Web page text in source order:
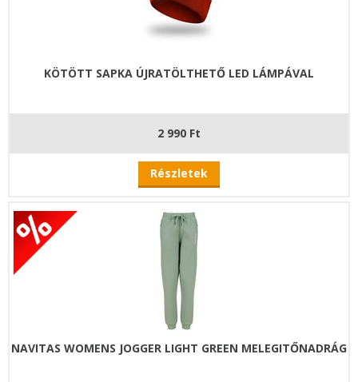
KÖTÖTT SAPKA ÚJRATÖLTHETŐ LED LÁMPÁVAL
2 990 Ft
Részletek
NAVITAS WOMENS JOGGER LIGHT GREEN MELEGITŐNADRÁG